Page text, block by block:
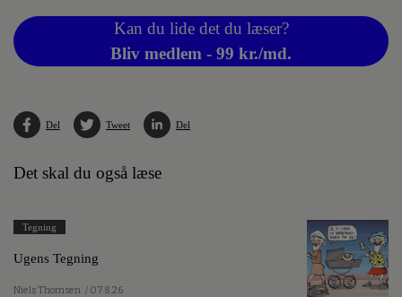
Kan du lide det du læser?
Bliv medlem - 99 kr./md.
Del Tweet Del
Det skal du også læse
Tegning
Ugens Tegning
Niels Thomsen / 07.8.26